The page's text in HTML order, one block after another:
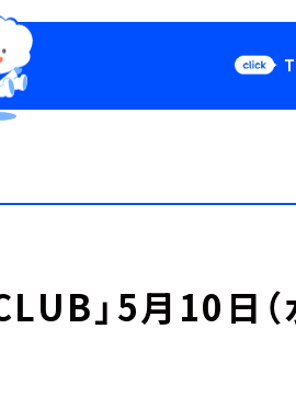
Podcast
」5月10日（